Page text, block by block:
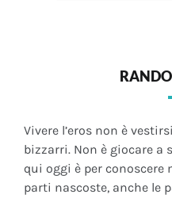
Vivere l’eros non è
bizzarri. Non è giocare a
qui oggi è per conoscere
parti nascoste, anche le